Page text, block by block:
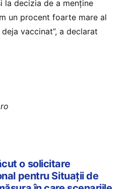
la decizia de a menține
un procent foarte mare al
vaccinat”, a declarat
o solicitare
pentru Situații de